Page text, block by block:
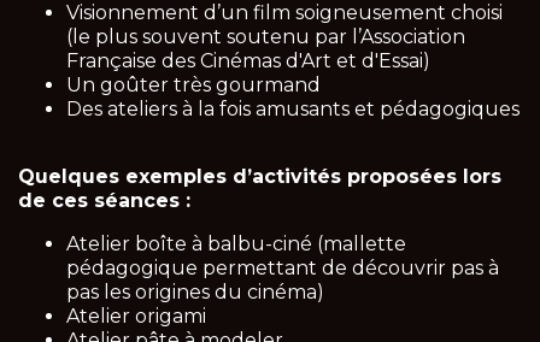
Visionnement d’un film soigneusement choisi
(le plus souvent soutenu par l’Association
Française des Cinémas d'Art et d'Essai)
Un goûter très gourmand
Des ateliers à la fois amusants et pédagogiques
Quelques exemples d’activités proposées lors
de ces séances :
Atelier boîte à balbu-ciné (mallette
pédagogique permettant de découvrir pas à
pas les origines du cinéma)
Atelier origami